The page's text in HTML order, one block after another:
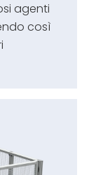
agenti
così